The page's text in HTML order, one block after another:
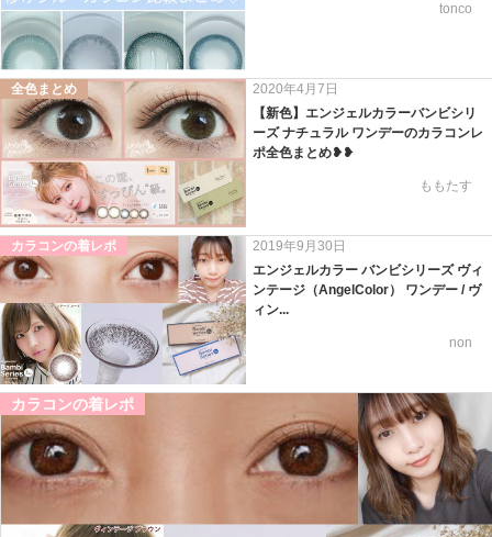
tonco
全色まとめ
2020年4月7日
【新色】エンジェルカラーバンビシリ
ーズ ナチュラル ワンデーのカラコンレ
ポ全色まとめ❥❥
ももたす
カラコンの着レポ
2019年9月30日
エンジェルカラー バンビシリーズ ヴィ
ンテージ（AngelColor） ワンデー / ヴ
ィン...
non
カラコンの着レポ